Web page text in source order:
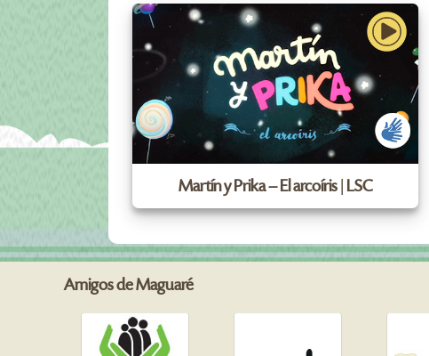
Martín y Prika – El arcoíris | LSC
Amigos de Maguaré